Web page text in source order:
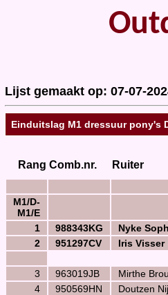
Lijst gemaakt op: 07-07-
Einduitslag M1 dressuur pony's
Rang Comb.nr. Ruiter
M1/D-
M1/E
1
988343KG Nyke
2
951297CV Iris Visser
3 963019JB Mirthe
4
950569HN Doutzen